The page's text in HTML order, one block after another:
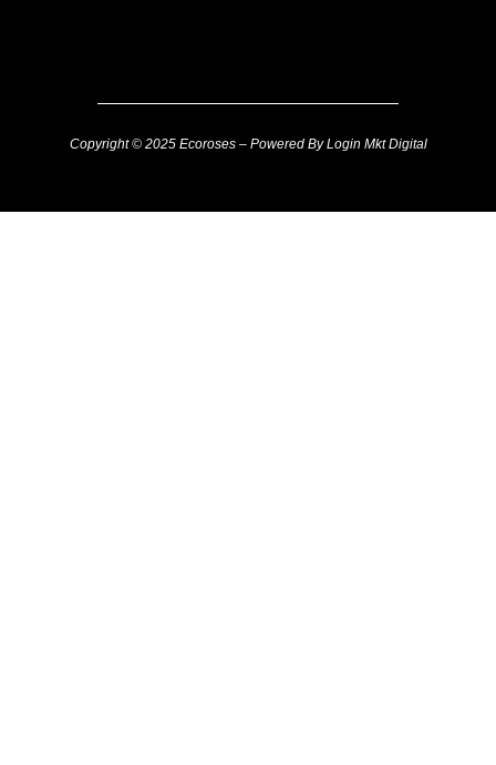
Copyright © 2025 Ecoroses – Powered By Login Mkt Digital